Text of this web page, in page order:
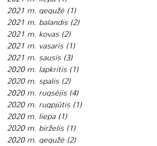
2021 m. gegužė
(1)
2021 m. balandis
(2)
2021 m. kovas
(2)
2021 m. vasaris
(1)
2021 m. sausis
(3)
2020 m. lapkritis
(1)
2020 m. spalis
(2)
2020 m. rugsėjis
(4)
2020 m. rugpjūtis
(1)
2020 m. liepa
(1)
2020 m. birželis
(1)
2020 m. gegužė
(2)